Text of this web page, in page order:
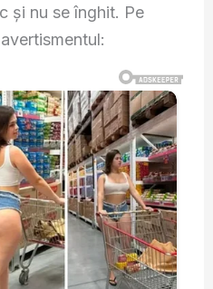
și nu se înghit. Pe